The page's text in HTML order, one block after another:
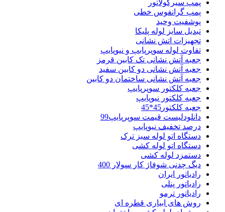
پمپ سیرکولاتور
پمپ گرانفوس خطی
پوشفیت وحید
تبدیل سایز لوله پلیکا
تجهیزات اتش نشانی
تفاوت لوله سوپرپابپ و نیوپایپ
جعبه آتش نشانی تک کابین قرمز
جعبه آتش نشانی دو کابین سفید
جعبه آتش نشانی ساختمان دو کابین
جعبه کلکتور سوپرپایپ
جعبه کلکتور نیوپایپ
جعبه کلکتور45*45
دانلودلیست قیمت سوپرپایپ99
درصد تخفیف نیوپایپ
دستگاه اتو لوله سبز ترک
دستگاه اتو لوله کشی
دستمزد لوله کشی
دیگ چدنی شوفاژ کار سولار 400
رادیاتور ایران
رادیاتور پنلی
رادیاتور ترمو
روش های ابیاری قطره ای